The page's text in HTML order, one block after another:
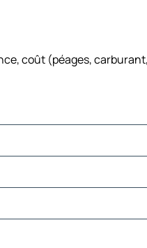
coût (péages,